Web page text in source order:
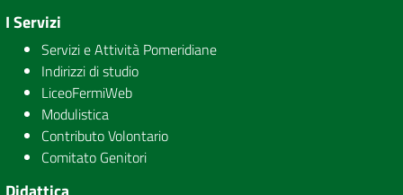
I Servizi
Servizi e Attività Pomeridiane
Indirizzi di studio
LiceoFermiWeb
Modulistica
Contributo Volontario
Comitato Genitori